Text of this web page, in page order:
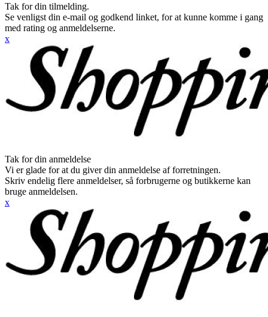
Tak for din tilmelding.
Se venligst din e-mail og godkend linket, for at kunne komme i gang
med rating og anmeldelserne.
x
Tak for din anmeldelse
Vi er glade for at du giver din anmeldelse af forretningen.
Skriv endelig flere anmeldelser, så forbrugerne og butikkerne kan
bruge anmeldelsen.
x